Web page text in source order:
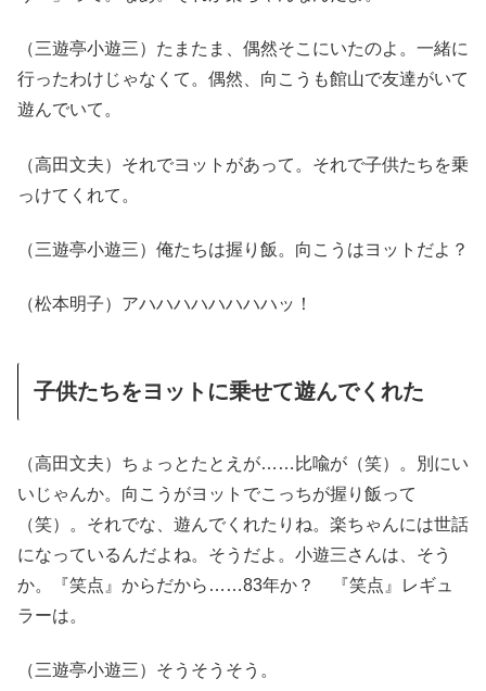
（三遊亭小遊三）たまたま、偶然そこにいたのよ。一緒に
行ったわけじゃなくて。偶然、向こうも館山で友達がいて
遊んでいて。
（高田文夫）それでヨットがあって。それで子供たちを乗
っけてくれて。
（三遊亭小遊三）俺たちは握り飯。向こうはヨットだよ？
（松本明子）アハハハハハハハハッ！
子供たちをヨットに乗せて遊んでくれた
（高田文夫）ちょっとたとえが……比喩が（笑）。別にい
いじゃんか。向こうがヨットでこっちが握り飯って
（笑）。それでな、遊んでくれたりね。楽ちゃんには世話
になっているんだよね。そうだよ。小遊三さんは、そう
か。『笑点』からだから……83年か？ 『笑点』レギュ
ラーは。
（三遊亭小遊三）そうそうそう。